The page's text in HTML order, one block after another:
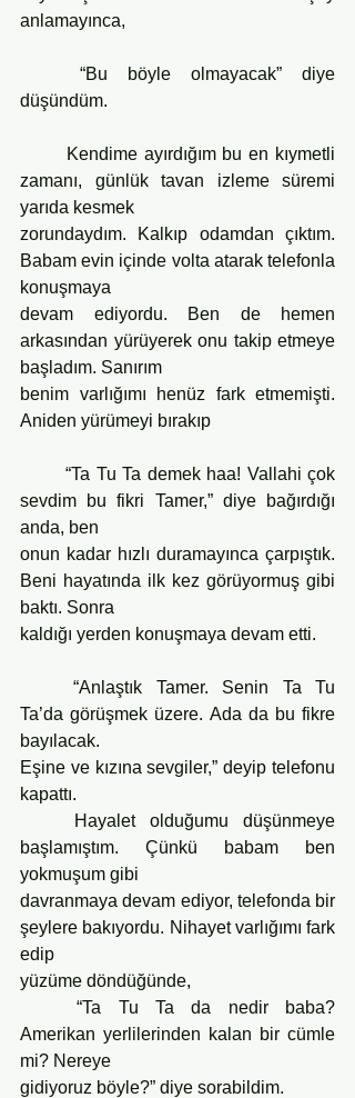
anlamayınca,
düşündüm.
zamanı, günlük tavan izleme süremi
yarıda kesmek
zorundaydım. Kalkıp odamdan çıktım.
Babam evin içinde volta atarak telefonla
konuşmaya
devam ediyordu. Ben de hemen
arkasından yürüyerek onu takip etmeye
başladım. Sanırım
benim varlığımı henüz fark etmemişti.
Aniden yürümeyi bırakıp
	“Ta Tu Ta demek haa! Vallahi çok
sevdim bu fikri Tamer,” diye bağırdığı
anda, ben
onun kadar hızlı duramayınca çarpıştık.
Beni hayatında ilk kez görüyormuş gibi
baktı. Sonra
kaldığı yerden konuşmaya devam etti.
	“Anlaştık Tamer. Senin Ta Tu
Ta’da görüşmek üzere. Ada da bu fikre
bayılacak.
Eşine ve kızına sevgiler,” deyip telefonu
kapattı.
başlamıştım. Çünkü babam ben
yokmuşum gibi
davranmaya devam ediyor, telefonda bir
şeylere bakıyordu. Nihayet varlığımı fark
edip
yüzüme döndüğünde,
	“Ta Tu Ta da nedir baba?
Amerikan yerlilerinden kalan bir cümle
mi? Nereye
gidiyoruz böyle?” diye sorabildim.